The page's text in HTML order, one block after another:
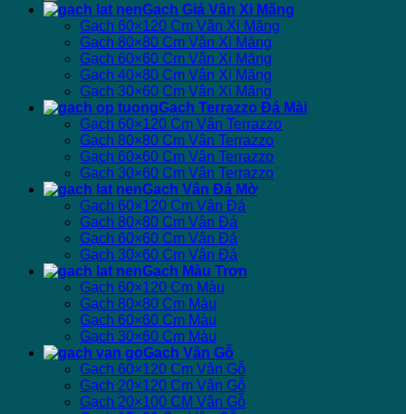
Gạch Giả Vân Xi Măng
Gạch 60×120 Cm Vân Xi Măng
Gạch 80×80 Cm Vân Xi Măng
Gạch 60×60 Cm Vân Xi Măng
Gạch 40×80 Cm Vân Xi Măng
Gạch 30×60 Cm Vân Xi Măng
Gạch Terrazzo Đá Mài
Gạch 60×120 Cm Vân Terrazzo
Gạch 80×80 Cm Vân Terrazzo
Gạch 60×60 Cm Vân Terrazzo
Gạch 30×60 Cm Vân Terrazzo
Gạch Vân Đá Mờ
Gạch 60×120 Cm Vân Đá
Gạch 80×80 Cm Vân Đá
Gạch 60×60 Cm Vân Đá
Gạch 30×60 Cm Vân Đá
Gạch Màu Trơn
Gạch 60×120 Cm Màu
Gạch 80×80 Cm Màu
Gạch 60×60 Cm Màu
Gạch 30×60 Cm Màu
Gạch Vân Gỗ
Gạch 60×120 Cm Vân Gỗ
Gạch 20×120 Cm Vân Gỗ
Gạch 20×100 CM Vân Gỗ